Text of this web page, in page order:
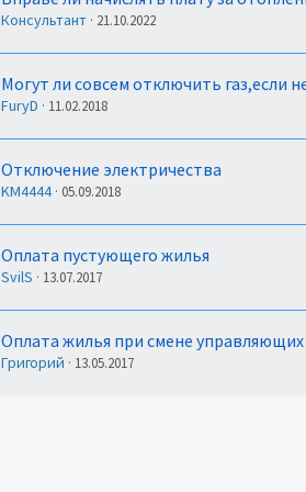
Консультант 21.10.2022
Могут ли совсем отключить газ,если
FuryD 11.02.2018
Отключение электричества
KM4444 05.09.2018
Оплата пустующего жилья
SvilS 13.07.2017
Оплата жилья при cмене
Григорий 13.05.2017